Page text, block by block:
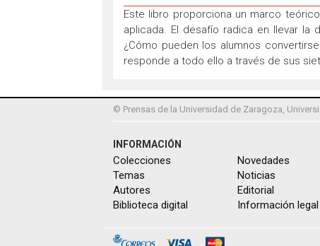
Este libro proporciona un marco
aplicada. El desafío radica en llevar la
¿Cómo pueden los alumnos
responde a todo ello a través de sus
© Prensas de la Universidad de Zaragoza,
INFORMACIÓN
Colecciones
Temas
Autores
Biblioteca digital
Novedades
Noticias
Editorial
Información legal